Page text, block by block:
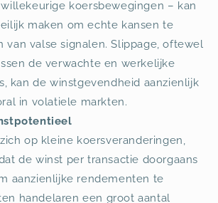
koersbewegingen – kan
maken om echte kansen te
van valse signalen. Slippage, oftewel
de verwachte en werkelijke
kan de winstgevendheid aanzienlijk
in volatiele markten.
op kleine koersveranderingen,
de winst per transactie doorgaans
aanzienlijke rendementen te
handelaren een groot aantal